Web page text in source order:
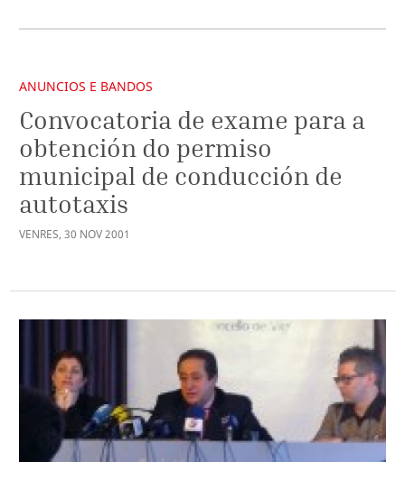
ANUNCIOS E BANDOS
Convocatoria de exame para a
obtención do permiso
municipal de conducción de
autotaxis
VENRES, 30 NOV2001